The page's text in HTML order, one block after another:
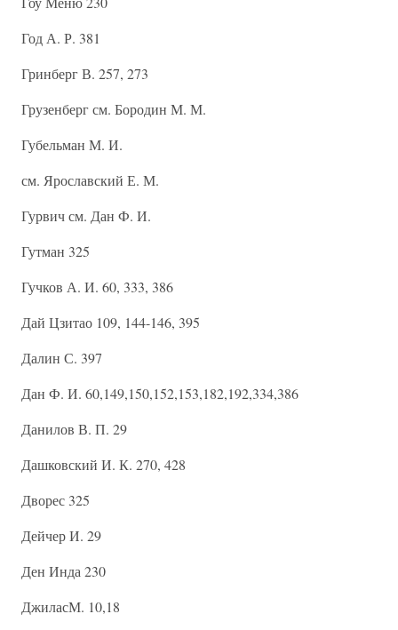
Год А. Р. 381
Гринберг В. 257, 273
Грузенберг см. Бородин М. М.
Губельман М. И.
см. Ярославский Е. М.
Гурвич см. Дан Ф. И.
Гутман 325
Гучков А. И. 60, 333, 386
Дай Цзитао 109, 144-146, 395
Далин С. 397
Дан Ф. И. 60,149,150,152,153,182,192,334,386
Данилов В. П. 29
Дашковский И. К. 270, 428
Дворес 325
Дейчер И. 29
Ден Инда 230
ДжиласМ. 10,18